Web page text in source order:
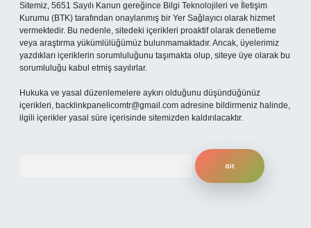
Sitemiz, 5651 Sayılı Kanun gereğince Bilgi Teknolojileri ve İletişim
Kurumu (BTK) tarafından onaylanmış bir Yer Sağlayıcı olarak hizmet
vermektedir. Bu nedenle, sitedeki içerikleri proaktif olarak denetleme
veya araştırma yükümlülüğümüz bulunmamaktadır. Ancak, üyelerimiz
yazdıkları içeriklerin sorumluluğunu taşımakta olup, siteye üye olarak bu
sorumluluğu kabul etmiş sayılırlar.
Hukuka ve yasal düzenlemelere aykırı olduğunu düşündüğünüz
içerikleri, backlinkpanelicomtr@gmail.com adresine bildirmeniz halinde,
ilgili içerikler yasal süre içerisinde sitemizden kaldırılacaktır.